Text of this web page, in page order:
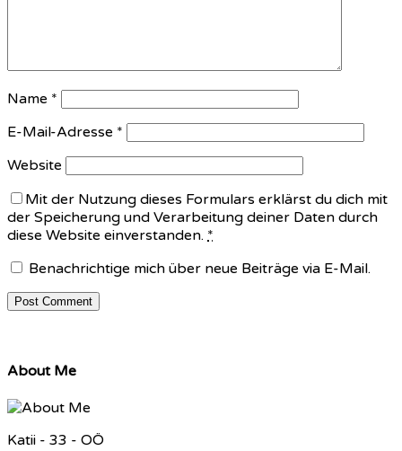
Name *
E-Mail-Adresse *
Website
Mit der Nutzung dieses Formulars erklärst du dich mit
der Speicherung und Verarbeitung deiner Daten durch
diese Website einverstanden. *
Benachrichtige mich über neue Beiträge via E-Mail.
About Me
Katii - 33 - OÖ